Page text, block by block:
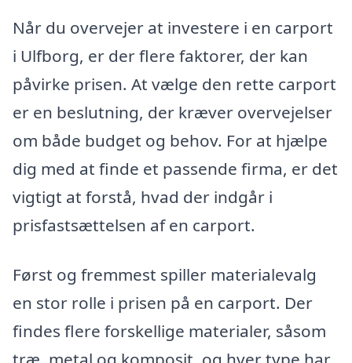
Når du overvejer at investere i en carport
i Ulfborg, er der flere faktorer, der kan
påvirke prisen. At vælge den rette carport
er en beslutning, der kræver overvejelser
om både budget og behov. For at hjælpe
dig med at finde et passende firma, er det
vigtigt at forstå, hvad der indgår i
prisfastsættelsen af en carport.
Først og fremmest spiller materialevalg
en stor rolle i prisen på en carport. Der
findes flere forskellige materialer, såsom